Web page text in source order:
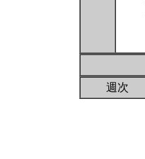
週次